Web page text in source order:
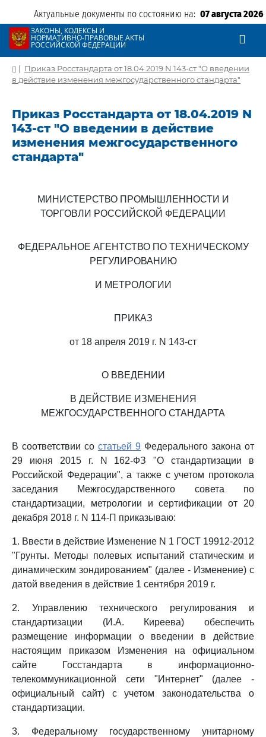
Актуальные документы по состоянию на: 07 августа 2026
ЗАКОНЫ, КОДЕКСЫ И
НОРМАТИВНО-ПРАВОВЫЕ АКТЫ
РОССИЙСКОЙ ФЕДЕРАЦИИ
| Приказ Росстандарта от 18.04.2019 N 143-ст "О введении
в действие изменения межгосударственного стандарта"
Приказ Росстандарта от 18.04.2019 N
143-ст "О введении в действие
изменения межгосударственного
стандарта"
МИНИСТЕРСТВО ПРОМЫШЛЕННОСТИ И
ТОРГОВЛИ РОССИЙСКОЙ ФЕДЕРАЦИИ
ФЕДЕРАЛЬНОЕ АГЕНТСТВО ПО ТЕХНИЧЕСКОМУ
РЕГУЛИРОВАНИЮ
И МЕТРОЛОГИИ
ПРИКАЗ
от 18 апреля 2019 г. N 143-ст
О ВВЕДЕНИИ
В ДЕЙСТВИЕ ИЗМЕНЕНИЯ
МЕЖГОСУДАРСТВЕННОГО СТАНДАРТА
В соответствии со статьей 9 Федерального закона от
29 июня 2015 г. N 162-ФЗ "О стандартизации в
Российской Федерации", а также с учетом протокола
заседания Межгосударственного совета по
стандартизации, метрологии и сертификации от 20
декабря 2018 г. N 114-П приказываю:
1. Ввести в действие Изменение N 1 ГОСТ 19912-2012
"Грунты. Методы полевых испытаний статическим и
динамическим зондированием" (далее - Изменение) с
датой введения в действие 1 сентября 2019 г.
2. Управлению технического регулирования и
стандартизации (И.А. Киреева) обеспечить
размещение информации о введении в действие
настоящим приказом Изменения на официальном
сайте Госстандарта в информационно-
телекоммуникационной сети "Интернет" (далее -
официальный сайт) с учетом законодательства о
стандартизации.
3. Федеральному государственному унитарному